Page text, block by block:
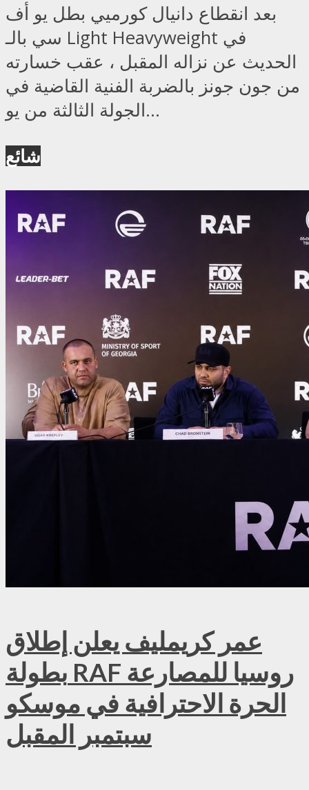
بعد انقطاع دانيال كورميي بطل يو أف
سي بالـ Light Heavyweight في
الحديث عن نزاله المقبل ، عقب خسارته
من جون جونز بالضربة الفنية القاضية في
الجولة الثالثة من يو...
شائع
عمر كريمليف يعلن إطلاق
بطولة RAF روسيا للمصارعة
الحرة الاحترافية في موسكو
سبتمبر المقبل